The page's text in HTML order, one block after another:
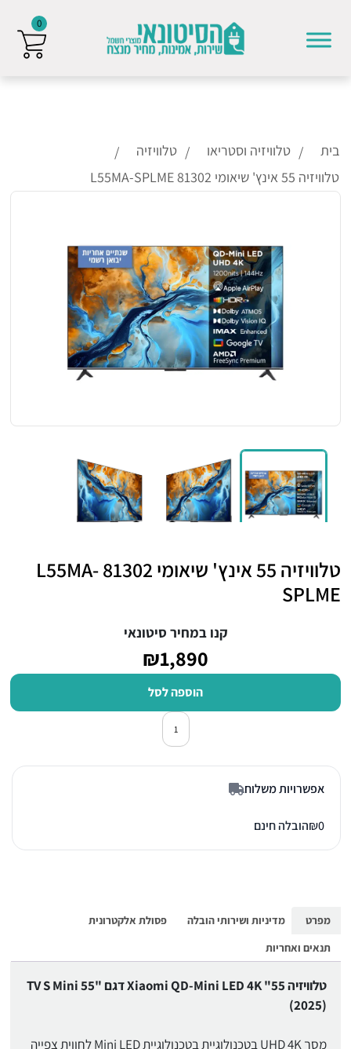
בית טלוויזיה וסטריאו
טלוויזיה
טלוויזיה 55 אינץ' שיאומי 81302 L55MA-SPLME
טלוויזיה 55 אינץ' שיאומי 81302 L55MA-
SPLME
קנו במחיר סיטונאי
₪1,890
הוספה לסל
כמות של טלוויזיה 55 אינץ' שיאומי 81302 L55MA-SPLME
אפשרויות משלוח
₪0 הובלה חינם
מפרט מדיניות ושירותי הובלה
פסולת אלקטרונית
תנאים ואחריות
טלוויזיה 55" Xiaomi QD-Mini LED 4K דגם TV S Mini 55"
(2025)
מסך UHD 4K בטכנולוגיית בטכנולוגיית Mini LED לחווית צפייה
0